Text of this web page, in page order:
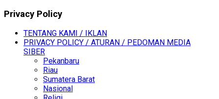
Privacy Policy
TENTANG KAMI / IKLAN
PRIVACY POLICY / ATURAN / PEDOMAN MEDIA
SIBER
Pekanbaru
Riau
Sumatera Barat
Nasional